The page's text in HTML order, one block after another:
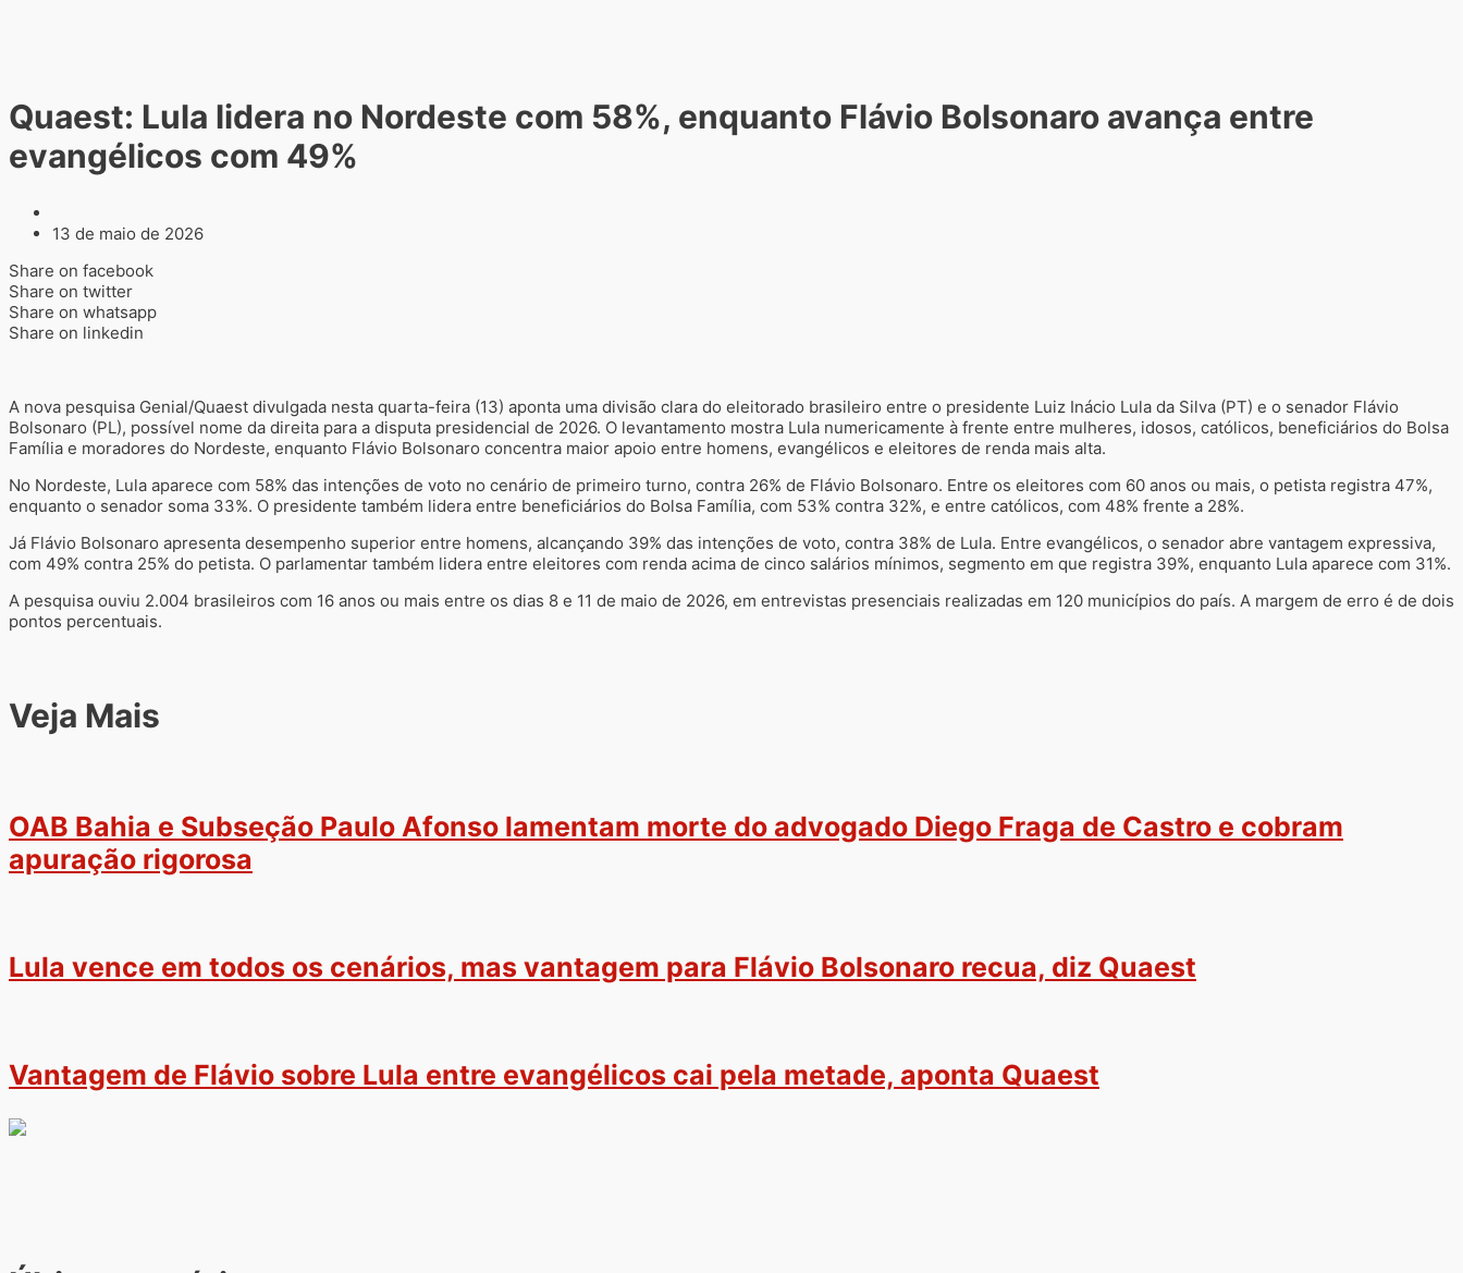
Quaest: Lula lidera no Nordeste com 58%, enquanto Flávio Bolsonaro avança entre
evangélicos com 49%
13 de maio de 2026
Share on facebook
Share on twitter
Share on whatsapp
Share on linkedin
A nova pesquisa Genial/Quaest divulgada nesta quarta-feira (13) aponta uma divisão clara do eleitorado brasileiro entre o presidente Luiz Inácio Lula da Silva (PT) e o senador Flávio
Bolsonaro (PL), possível nome da direita para a disputa presidencial de 2026. O levantamento mostra Lula numericamente à frente entre mulheres, idosos, católicos, beneficiários do Bolsa
Família e moradores do Nordeste, enquanto Flávio Bolsonaro concentra maior apoio entre homens, evangélicos e eleitores de renda mais alta.
No Nordeste, Lula aparece com 58% das intenções de voto no cenário de primeiro turno, contra 26% de Flávio Bolsonaro. Entre os eleitores com 60 anos ou mais, o petista registra 47%,
enquanto o senador soma 33%. O presidente também lidera entre beneficiários do Bolsa Família, com 53% contra 32%, e entre católicos, com 48% frente a 28%.
Já Flávio Bolsonaro apresenta desempenho superior entre homens, alcançando 39% das intenções de voto, contra 38% de Lula. Entre evangélicos, o senador abre vantagem expressiva,
com 49% contra 25% do petista. O parlamentar também lidera entre eleitores com renda acima de cinco salários mínimos, segmento em que registra 39%, enquanto Lula aparece com 31%.
A pesquisa ouviu 2.004 brasileiros com 16 anos ou mais entre os dias 8 e 11 de maio de 2026, em entrevistas presenciais realizadas em 120 municípios do país. A margem de erro é de dois
pontos percentuais.
Veja Mais
OAB Bahia e Subseção Paulo Afonso lamentam morte do advogado Diego Fraga de Castro e cobram
apuração rigorosa
Lula vence em todos os cenários, mas vantagem para Flávio Bolsonaro recua, diz Quaest
Vantagem de Flávio sobre Lula entre evangélicos cai pela metade, aponta Quaest